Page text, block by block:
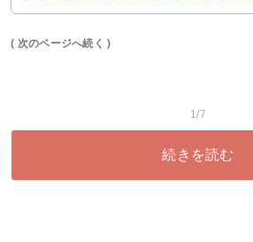
( 次のページへ続く )
1/7
続きを読む